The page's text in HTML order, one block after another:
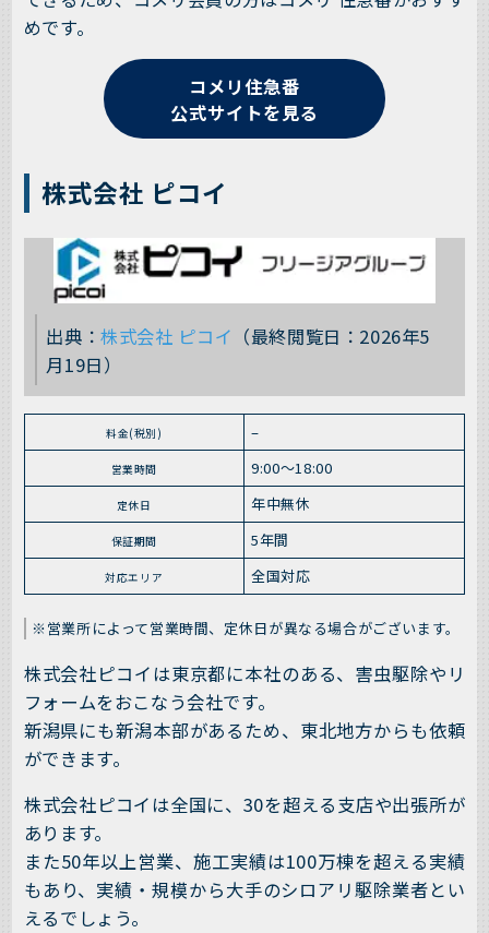
めです。
コメリ住急番
公式サイトを見る
株式会社 ピコイ
出典：株式会社 ピコイ （最終閲覧日：2026年5
月19日）
料金(税別) –
営業時間 9:00～18:00
定休日 年中無休
保証期間 5年間
対応エリア 全国対応
※営業所によって営業時間、定休日が異なる場合がございます。
株式会社ピコイは東京都に本社のある、害虫駆除やリ
フォームをおこなう会社です。
新潟県にも新潟本部があるため、東北地方からも依頼
ができます。
株式会社ピコイは全国に、30を超える支店や出張所が
あります。
また50年以上営業、施工実績は100万棟を超える実績
もあり、実績・規模から大手のシロアリ駆除業者とい
えるでしょう。